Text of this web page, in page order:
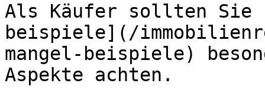
Als Käufer sollten Sie
beispiele](/
mangel-beispiele)
Aspekte achten.